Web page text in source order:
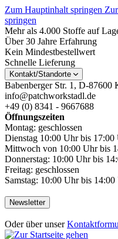
Zum Hauptinhalt springen
springen
Mehr als 4.000 Stoffe auf
Über 30 Jahre Erfahrung
Kein Mindestbestellwert
Schnelle Lieferung
Kontakt/Standorte
Babenberger Str. 1, D-87600
info@patchworkstadl.de
+49 (0) 8341 - 9667688
Öffnungszeiten
Montag: geschlossen
Dienstag 10:00 Uhr bis 17:00
Mittwoch von 10:00 Uhr bis
Donnerstag: 10:00 Uhr bis
Freitag: geschlossen
Samstag: 10:00 Uhr bis
Newsletter
Oder über unser